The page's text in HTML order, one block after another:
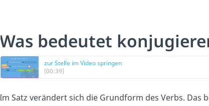
Was bedeutet
zur Stelle im Video springen
(00:39)
Im Satz verändert sich die Grundform des Verbs. Das